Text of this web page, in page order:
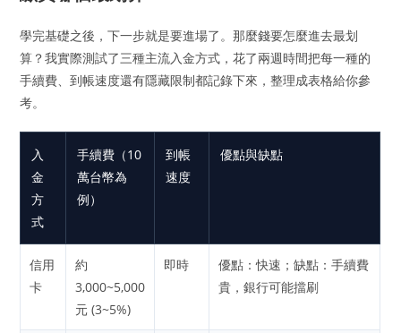
學完基礎之後，下一步就是要進場了。那麼錢要怎麼進去最划
算？我實際測試了三種主流入金方式，花了兩週時間把每一種的
手續費、到帳速度還有隱藏限制都記錄下來，整理成表格給你參
考。
入
金
方
式
手續費（10
萬台幣為
例）
到帳
速度
優點與缺點
信用
卡
約
3,000~5,000
元 (3~5%)
即時
優點：快速；缺點：手續費
貴，銀行可能擋刷